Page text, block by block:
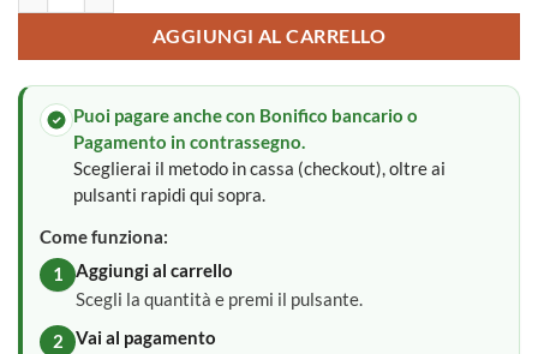
AGGIUNGI AL CARRELLO
Puoi pagare anche con Bonifico bancario o
Pagamento in contrassegno.
Sceglierai il metodo in cassa (checkout), oltre ai
pulsanti rapidi qui sopra.
Come funziona:
1
Aggiungi al carrello
Scegli la quantità e premi il pulsante.
2
Vai al pagamento